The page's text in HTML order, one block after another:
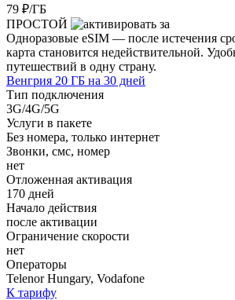
79 ₽/ГБ
ПРОСТОЙ
Одноразовые eSIM — после истечения
карта становится недействительной.
путешествий в одну страну.
Венгрия 20 ГБ на 30 дней
Тип подключения
3G/4G/5G
Услуги в пакете
Без номера, только интернет
Звонки, смс, номер
нет
Отложенная активация
170 дней
Начало действия
после активации
Ограничение скорости
нет
Операторы
Telenor Hungary, Vodafone
К тарифу